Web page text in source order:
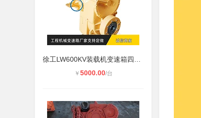
￥ 5000.00/台